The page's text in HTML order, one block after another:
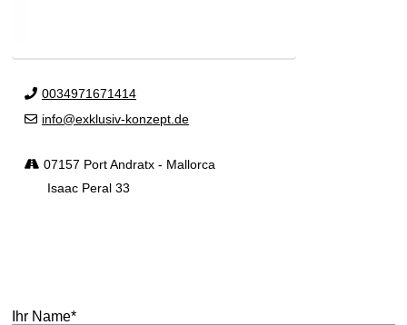
0034971671414
info@exklusiv-konzept.de
07157 Port Andratx - Mallorca
Isaac Peral 33
Ihr Name*